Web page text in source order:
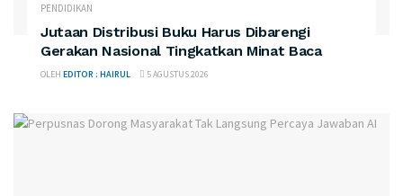
PENDIDIKAN
Jutaan Distribusi Buku Harus Dibarengi
Gerakan Nasional Tingkatkan Minat Baca
OLEH EDITOR : HAIRUL 5 AGUSTUS 2026